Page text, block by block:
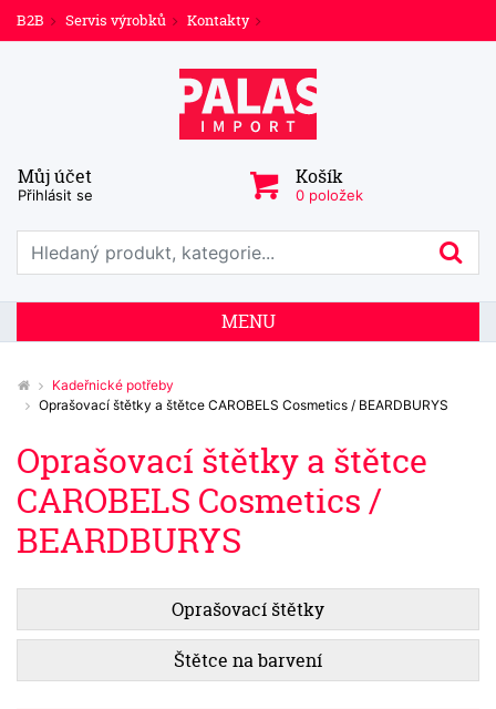
B2B Servis výrobků Kontakty
Můj účet
Přihlásit se
Košík
0 položek
Prohledat web
MENU
Kadeřnické potřeby
Oprašovací štětky a štětce CAROBELS Cosmetics / BEARDBURYS
Oprašovací štětky a štětce
CAROBELS Cosmetics /
BEARDBURYS
Oprašovací štětky
Štětce na barvení